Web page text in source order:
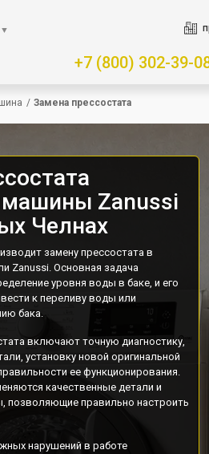
▼
+7 (800) 302-39-
/ Замена прессостата
машины Zanussi
Челнах
замену прессостата в
Zanussi. Основная задача
уровня воды в баке, и его
к переливу воды или
бака.
включают точную диагностику,
установку новой оригинальной
ее функционирования.
качественные детали и
позволяющие правильно настроить
нарушений в работе